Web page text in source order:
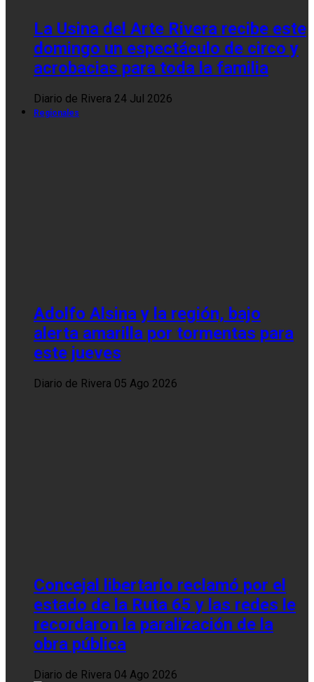
La Usina del Arte Rivera recibe este
domingo un espectáculo de circo y
acrobacias para toda la familia
Diario de Rivera 24 Jul 2026
Regionales
Adolfo Alsina y la región, bajo
alerta amarilla por tormentas para
este jueves
Diario de Rivera 05 Ago 2026
Concejal libertario reclamó por el
estado de la Ruta 65 y las redes le
recordaron la paralización de la
obra pública
Diario de Rivera 04 Ago 2026